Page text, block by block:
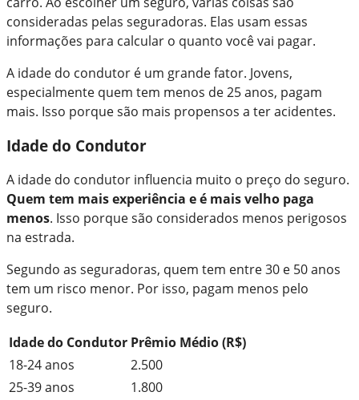
consideradas pelas seguradoras. Elas usam essas
informações para calcular o quanto você vai pagar.
A idade do condutor é um grande fator. Jovens,
especialmente quem tem menos de 25 anos, pagam
mais. Isso porque são mais propensos a ter acidentes.
Idade do Condutor
A idade do condutor influencia muito o preço do seguro.
Quem tem mais experiência e é mais velho paga
menos. Isso porque são considerados menos perigosos
na estrada.
Segundo as seguradoras, quem tem entre 30 e 50 anos
tem um risco menor. Por isso, pagam menos pelo
seguro.
Idade do Condutor Prêmio Médio (R$)
18-24 anos
2.500
25-39 anos
1.800